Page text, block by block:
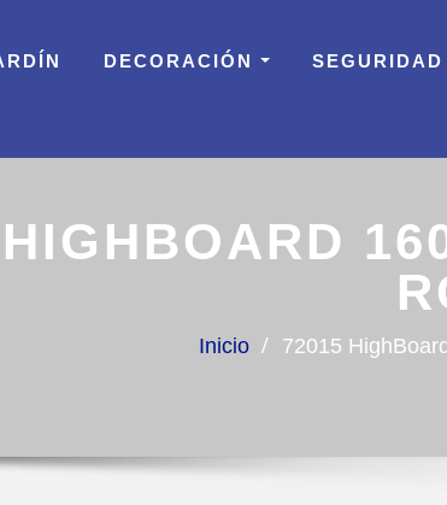
DECORACIÓN SEGURIDAD
Inicio 72015